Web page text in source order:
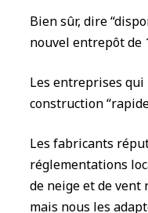
Bien sûr, dire
nouvel entrepôt de
Les entreprises
construction
Les fabricants
réglementations
de neige et de
mais nous les